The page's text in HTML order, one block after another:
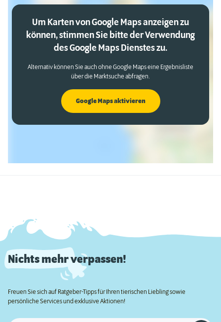
Um Karten von Google Maps anzeigen zu
können, stimmen Sie bitte der Verwendung
des Google Maps Dienstes zu.
Alternativ können Sie auch ohne Google Maps eine Ergebnisliste
über die Marktsuche abfragen.
Google Maps aktivieren
Nichts mehr verpassen!
Freuen Sie sich auf Ratgeber-Tipps für Ihren tierischen Liebling sowie
persönliche Services und exklusive Aktionen!